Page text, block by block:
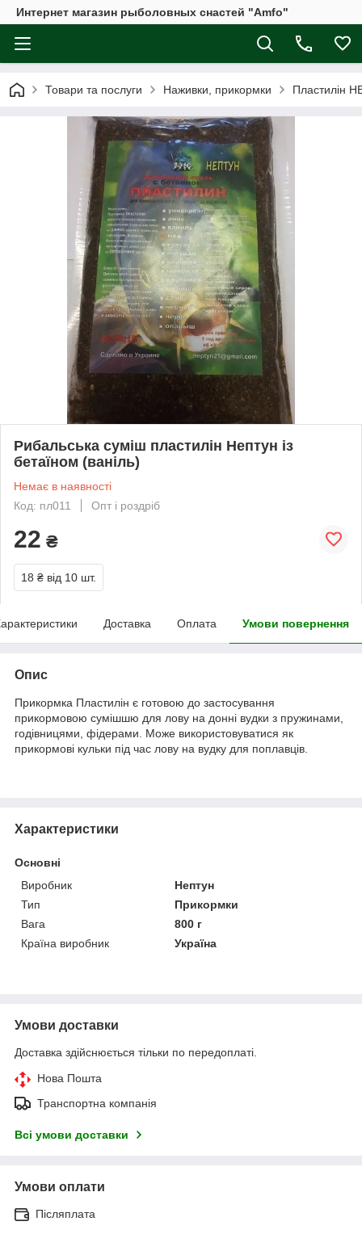
Интернет магазин рыболовных снастей "Amfo"
Товари та послуги Наживки, прикормки Пластилін
Рибальська суміш пластилін Нептун із
бетаїном (ваніль)
Немає в наявності
Код: пл011
Опт і роздріб
22 ₴
18 ₴ від 10 шт.
Доставка Оплата Умови повернення
Опис
Прикормка Пластилін є готовою до застосування
прикормовою сумішшю для лову на донні вудки з пружинами,
годівницями, фідерами. Може використовуватися як
прикормові кульки під час лову на вудку для поплавців.
Характеристики
Основні
Виробник
Нептун
Тип
Прикормки
Вага
800 г
Країна виробник
Україна
Умови доставки
Доставка здійснюється тільки по передоплаті.
Нова Пошта
Транспортна компанія
Всі умови доставки
Умови оплати
Післяплата